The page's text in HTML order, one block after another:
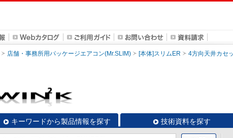
店舗・事務所用パッケージエアコン(Mr.SLIM) [本体]スリムER
4方向天井カセ
キーワードから製品情報を探す 技術資料を探す